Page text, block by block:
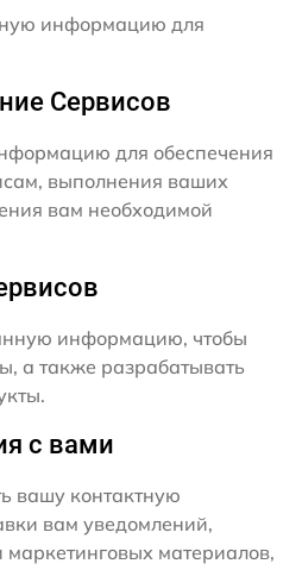
информацию для
Сервисов
для обеспечения
выполнения ваших
вам необходимой
информацию, чтобы
а также разрабатывать
с вами
вашу контактную
вам уведомлений,
маркетинговых материалов,